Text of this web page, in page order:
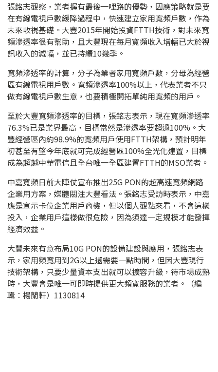
張銘志觀察，業者握有最後一哩路的優勢，因應策略就是要
在有線電視戶數緩降過程中，快速建立家用寬頻戶數，作為
未來收視基礎。大豐2015年開始投資FTTH技術，對未來寬
頻滲透率很有幫助，且大豐現在每月寬頻收入增幅已大於視
訊收入的減幅，並已持續10幾季。
寬頻滲透率的計算，分子為業者家用寬頻戶數，分母為經營
區有線電視用戶數。寬頻滲透率100%以上，代表業者不只
做有線電視戶數生意，也要積極開拓單純用寬頻的用戶。
至於大豐寬頻滲透率的目標，張銘志表示，現在寬頻滲透率
76.3%已是業界最高，目標當然是滲透率要超過100%。大
豐經營區內約98.9%的寬頻用戶使用FTTH架構，預計明年
初甚至有望今年底就可完成經營區100%全光化建置，目標
成為超越中華電信且全台唯一全區建置FTTH的MSO業者。
中嘉寬頻日前大陣仗宣布推出25G PON的超高速寬頻網路
企業用方案，媒體關注大豐看法。張銘志受訪時表示，中嘉
應是宣示卡位企業用戶商機，但以個人觀點來看，不會這樣
投入，企業用戶這樣做很危險，因為須達一定規模才能發揮
經濟效益。
大豐未來有意布局10G PON的設備建設與應用，張銘志表
示，家用頻寬用到2G以上還需要一點時間，但因大豐現行
技術架構，只要少量資本支出就可以擴容升級，待市場成熟
時，大豐會是唯一可即時提供更大頻寬服務的業者。（編
輯：楊蘭軒）1130814